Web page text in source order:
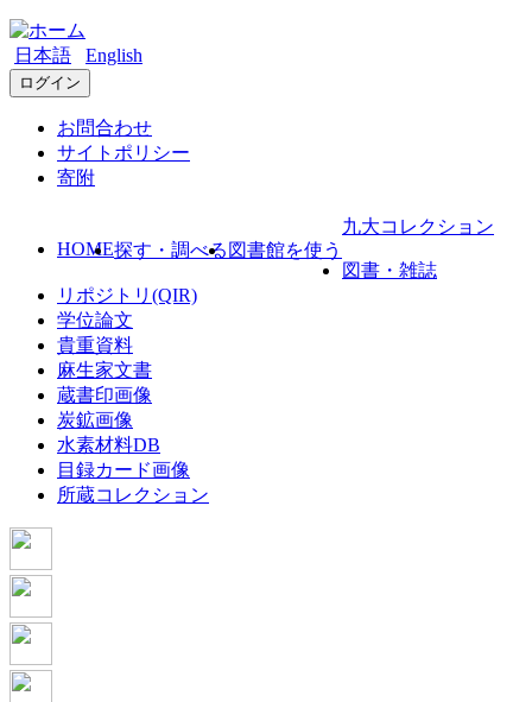
日本語 English
ログイン
お問合わせ
サイトポリシー
寄附
HOME探す・調べる 図書館を使う
九大コレクション
図書・雑誌
リポジトリ(QIR)
学位論文
貴重資料
麻生家文書
蔵書印画像
炭鉱画像
水素材料DB
目録カード画像
所蔵コレクション